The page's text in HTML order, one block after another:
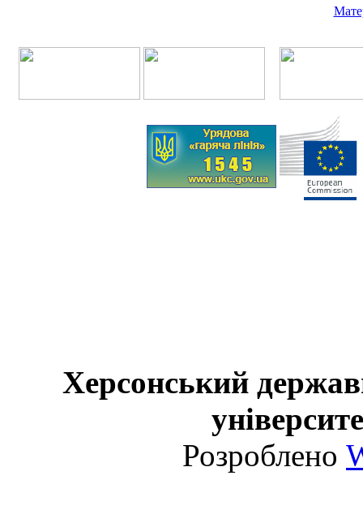
Херсонський
Розроблено